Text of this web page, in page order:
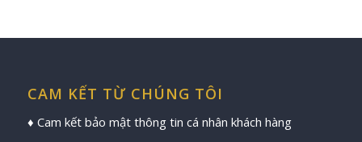
CAM KẾT TỪ CHÚNG TÔI
♦ Cam kết bảo mật thông tin cá nhân khách hàng